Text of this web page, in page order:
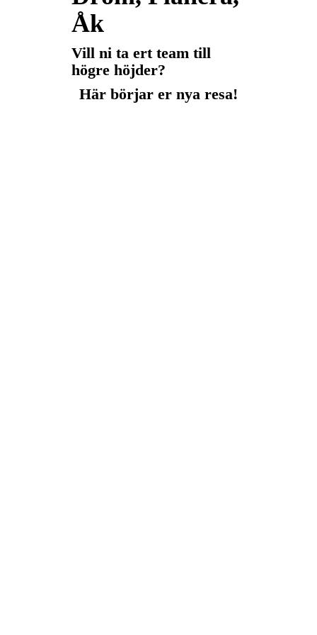
Åk
Vill ni ta ert team till
högre höjder?
Här börjar er nya resa!